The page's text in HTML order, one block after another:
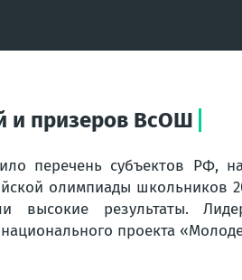
и призеров ВсОШ
перечень субъектов РФ,
олимпиады школьников
высокие результаты.
проекта